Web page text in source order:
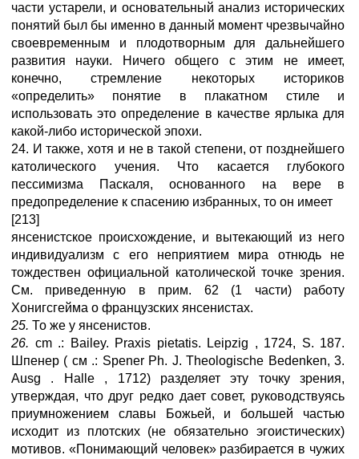
части устарели, и основательный анализ исторических
понятий был бы именно в данный момент чрезвычайно
своевременным и плодотворным для дальнейшего
развития науки. Ничего общего с этим не имеет,
конечно, стремление некоторых историков
«определить» понятие в плакатном стиле и
использовать это определение в качестве ярлыка для
какой-либо исторической эпохи.
24. И также, хотя и не в такой степени, от позднейшего
католического учения. Что касается глубокого
пессимизма Паскаля, основанного на вере в
предопределение к спасению избранных, то он имеет
[213]
янсенистское происхождение, и вытекающий из него
индивидуализм с его неприятием мира отнюдь не
тождествен официальной католической точке зрения.
См. приведенную в прим. 62 (1 части) работу
Хонигсгейма о французских янсенистах.
25. То же у янсенистов.
26. cm .: Bailey. Praxis pietatis. Leipzig , 1724, S. 187.
Шпенер ( см .: Spener Ph. J. Theologische Bedenken, 3.
Ausg . Halle , 1712) разделяет эту точку зрения,
утверждая, что друг редко дает совет, руководствуясь
приумножением славы Божьей, и большей частью
исходит из плотских (не обязательно эгоистических)
мотивов. «Понимающий человек» разбирается в чужих